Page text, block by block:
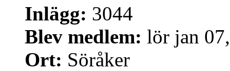
Inlägg: 3044
Blev medlem: lör jan
Ort: Söråker